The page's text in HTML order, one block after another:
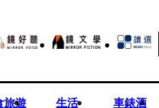
旅遊 生活 車錶酒